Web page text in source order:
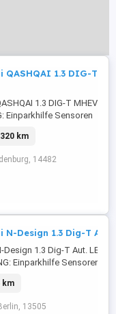
QASHQAI 1.3 DIG-T
1.3 DIG-T MHEV 158
Einparkhilfe Sensoren
km
14482
N-Design 1.3 Dig-T Aut.
1.3 Dig-T Aut. LED
Einparkhilfe Sensoren
Heckklappe,LED-
km
13505